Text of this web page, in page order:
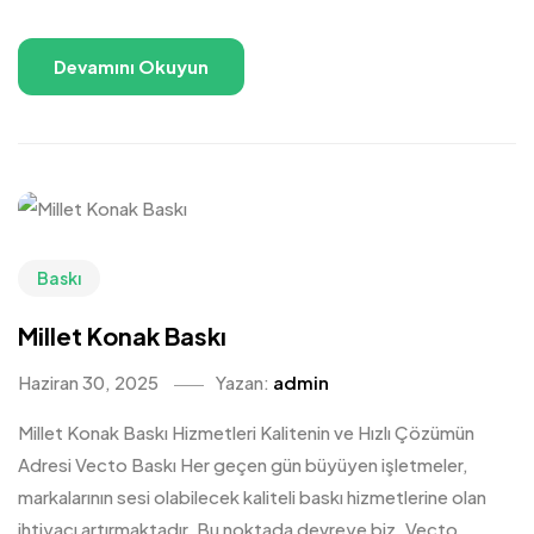
Devamını Okuyun
Baskı
Millet Konak Baskı
Haziran 30, 2025 Yazan: admin
Millet Konak Baskı Hizmetleri Kalitenin ve Hızlı Çözümün
Adresi Vecto Baskı Her geçen gün büyüyen işletmeler,
markalarının sesi olabilecek kaliteli baskı hizmetlerine olan
ihtiyacı artırmaktadır. Bu noktada devreye biz, Vecto...